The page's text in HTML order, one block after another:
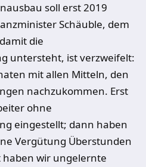
soll erst 2019
Schäuble, dem
die
untersteht, ist verzweifelt:
mit allen Mitteln, den
nachzukommen. Erst
ohne
eingestellt; dann haben
Vergütung Überstunden
haben wir ungelernte